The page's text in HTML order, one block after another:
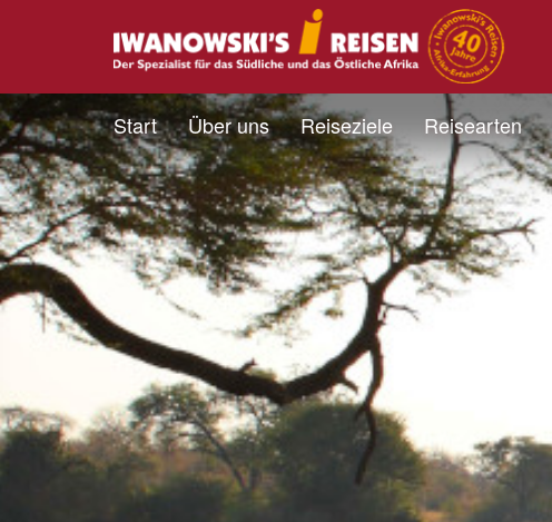
Start Über uns Reiseziele Reisearten